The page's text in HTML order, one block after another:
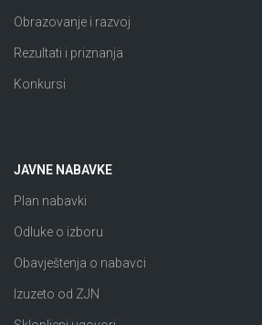
Obrazovanje i razvoj
Rezultati i priznanja
Konkursi
JAVNE NABAVKE
Plan nabavki
Odluke o izboru
Obavještenja o nabavci
Izuzeto od ZJN